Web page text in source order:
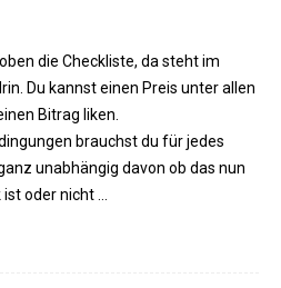
die Checkliste, da steht im
Du kannst einen Preis unter allen
Bitrag liken.
brauchst du für jedes
unabhängig davon ob das nun
oder nicht …